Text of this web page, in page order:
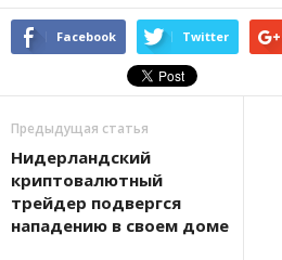
Facebook Twitter
Предыдущая статья
Нидерландский
криптовалютный
трейдер подвергся
нападению в своем доме